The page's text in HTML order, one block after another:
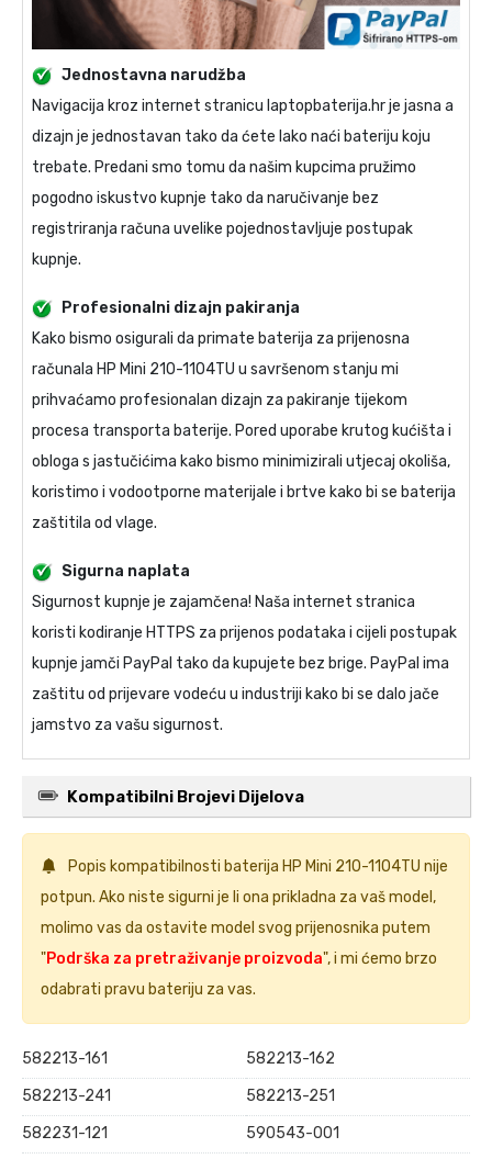
Jednostavna narudžba
Navigacija kroz internet stranicu laptopbaterija.hr je jasna a
dizajn je jednostavan tako da ćete lako naći bateriju koju
trebate. Predani smo tomu da našim kupcima pružimo
pogodno iskustvo kupnje tako da naručivanje bez
registriranja računa uvelike pojednostavljuje postupak
kupnje.
Profesionalni dizajn pakiranja
Kako bismo osigurali da primate baterija za prijenosna
računala HP Mini 210-1104TU u savršenom stanju mi
prihvaćamo profesionalan dizajn za pakiranje tijekom
procesa transporta baterije. Pored uporabe krutog kućišta i
obloga s jastučićima kako bismo minimizirali utjecaj okoliša,
koristimo i vodootporne materijale i brtve kako bi se baterija
zaštitila od vlage.
Sigurna naplata
Sigurnost kupnje je zajamčena! Naša internet stranica
koristi kodiranje HTTPS za prijenos podataka i cijeli postupak
kupnje jamči PayPal tako da kupujete bez brige. PayPal ima
zaštitu od prijevare vodeću u industriji kako bi se dalo jače
jamstvo za vašu sigurnost.
Kompatibilni Brojevi Dijelova
Popis kompatibilnosti baterija HP Mini 210-1104TU nije
potpun. Ako niste sigurni je li ona prikladna za vaš model,
molimo vas da ostavite model svog prijenosnika putem
"Podrška za pretraživanje proizvoda", i mi ćemo brzo
odabrati pravu bateriju za vas.
582213-161
582213-162
582213-241
582213-251
582231-121
590543-001